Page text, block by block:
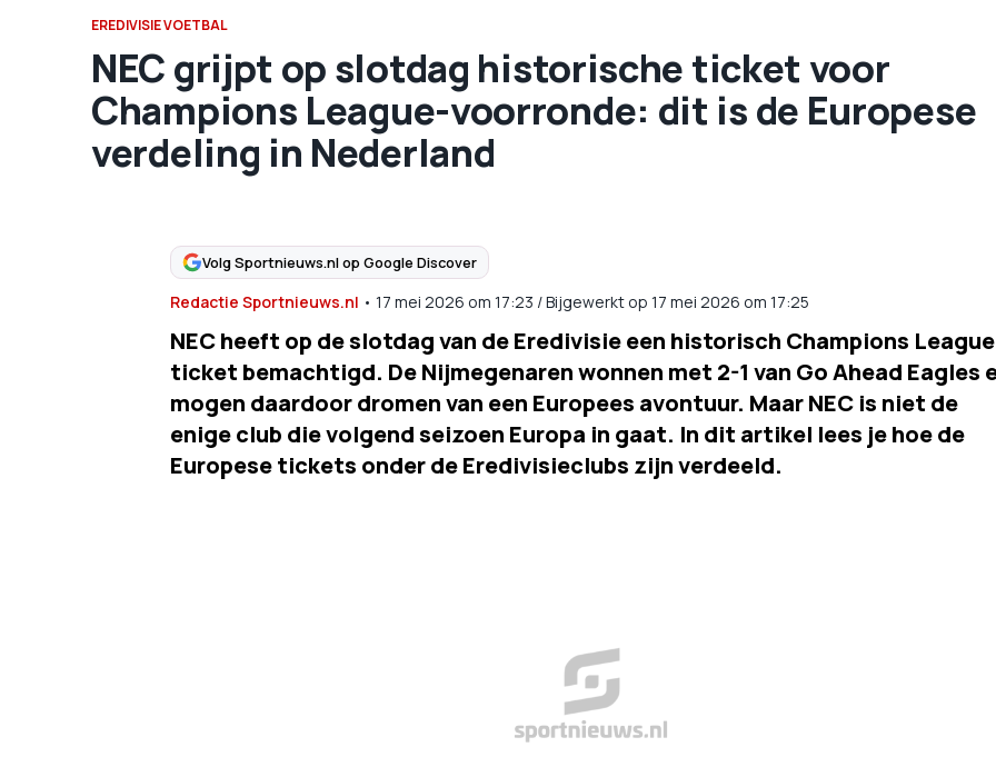
EREDIVISIE VOETBAL
NEC grijpt op slotdag historische ticket voor
Champions League-voorronde: dit is de Europese
verdeling in Nederland
Volg Sportnieuws.nl op Google Discover
Redactie Sportnieuws.nl • 17 mei 2026 om 17:23 /Bijgewerkt op 17 mei 2026 om 17:25
NEC heeft op de slotdag van de Eredivisie een historisch Champions
ticket bemachtigd. De Nijmegenaren wonnen met 2-1 van Go Ahead Eagles
mogen daardoor dromen van een Europees avontuur. Maar NEC is niet de
enige club die volgend seizoen Europa in gaat. In dit artikel lees je hoe de
Europese tickets onder de Eredivisieclubs zijn verdeeld.